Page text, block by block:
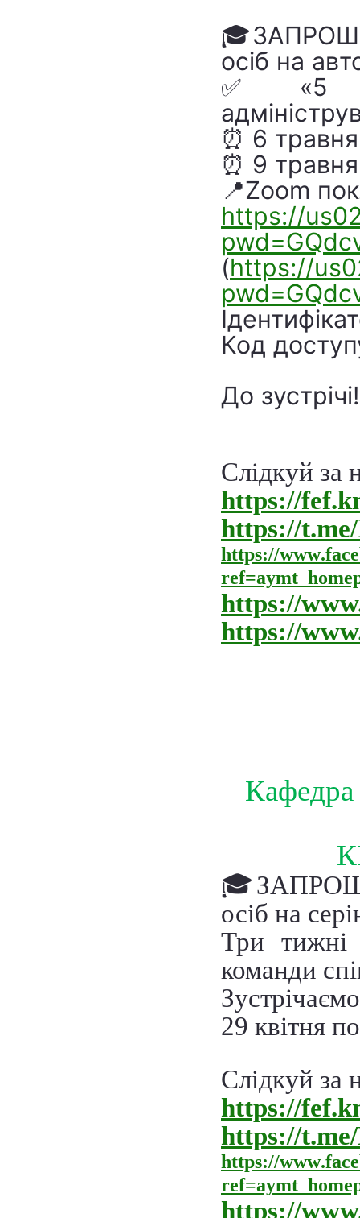
осіб на
✅ «5
⏰ 6
⏰ 9
📍Zoom
https://
(https://
Код
До зустрічі!
Слідкуй за
https://
https://
https://www.
ref=aymt
https://
https://
Кафедра
🎓
осіб на
Три тижні
команди
29 квітня
Слідкуй за
https://
https://
https://www.
ref=aymt
https://